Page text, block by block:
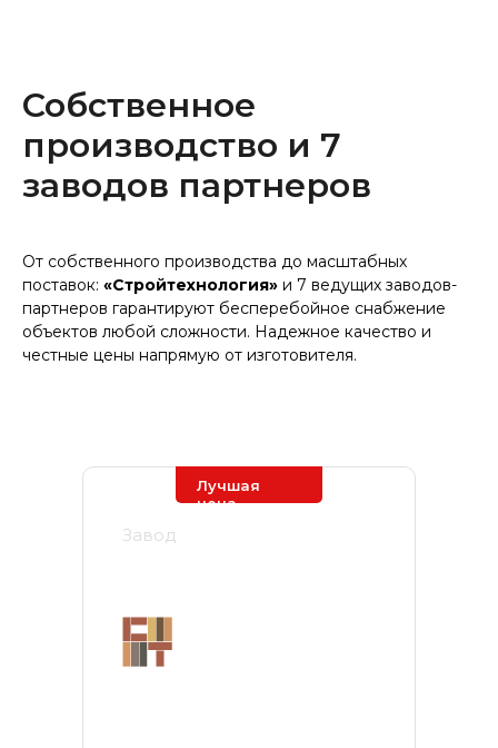
Собственное
производство и 7
заводов партнеров
От собственного производства до масштабных
поставок: «Стройтехнология» и 7 ведущих заводов-
партнеров гарантируют бесперебойное снабжение
объектов любой сложности. Надежное качество и
честные цены напрямую от изготовителя.
Завод
Лучшая
цена